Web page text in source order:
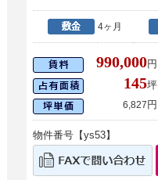
4ヶ月
990,000円
145坪
6,827 円
物件番号【ys53】